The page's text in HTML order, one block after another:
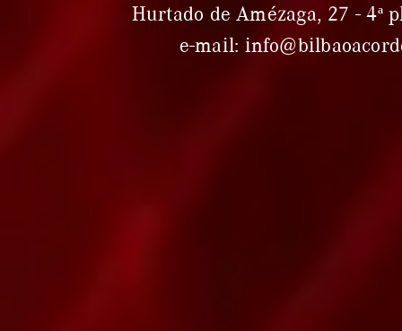
Hurtado de Amézaga, 27 - 4ª
e-mail: